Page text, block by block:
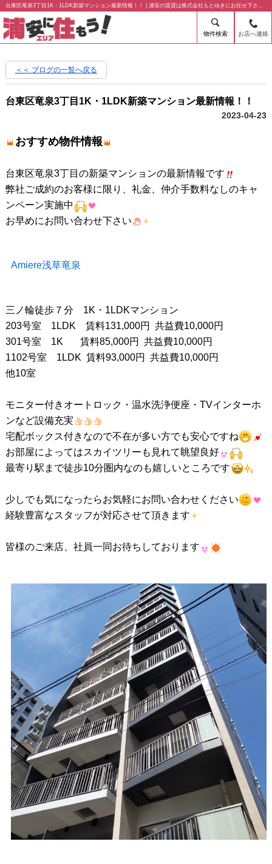
台東区竜泉3丁目1K・1LDK新築マンション最新情報！！ | 浦安の賃貸は株式会社もとゆきにお任せ下さい！
物件検索 お店へ連絡
＜＜ ブログの一覧へ戻る
台東区竜泉3丁目1K・1LDK新築マンション最新情報！！
2023-04-23
おすすめ物件情報
台東区竜泉3丁目の新築マンションの最新情報です
弊社ご成約のお客様に限り、礼金、仲介手数料なしのキャ
ンペーン実施中
お早めにお問い合わせ下さい
Amiere浅草竜泉
三ノ輪徒歩７分 1K・1LDKマンション
203号室 1LDK 賃料131,000円 共益費10,000円
301号室 1K 賃料85,000円 共益費10,000円
1102号室 1LDK 賃料93,000円 共益費10,000円
他10室
モニター付きオートロック・温水洗浄便座・TVインターホ
ンなど設備充実
宅配ボックス付きなので不在が多い方でも安心ですね
お部屋によってはスカイツリーも見れて眺望良好
最寄り駅まで徒歩10分圏内なのも嬉しいところです
少しでも気になったらお気軽にお問い合わせください
経験豊富なスタッフが対応させて頂きます
皆様のご来店、社員一同お待ちしております